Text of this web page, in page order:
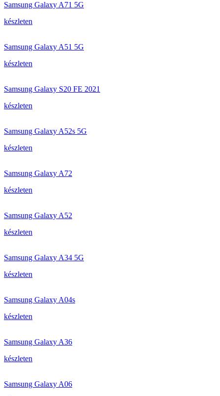
Samsung Galaxy A71 5G
készleten
Samsung Galaxy A51 5G
készleten
Samsung Galaxy S20 FE 2021
készleten
Samsung Galaxy A52s 5G
készleten
Samsung Galaxy A72
készleten
Samsung Galaxy A52
készleten
Samsung Galaxy A34 5G
készleten
Samsung Galaxy A04s
készleten
Samsung Galaxy A36
készleten
Samsung Galaxy A06